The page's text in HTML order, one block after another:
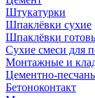
Штукатурки
Шпаклёвки сухие
Шпаклёвки
Сухие смеси для
Монтажные и
Цементно-
Бетоноконтакт